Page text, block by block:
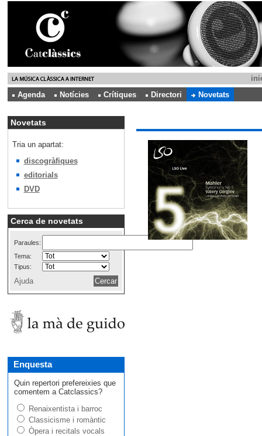
Agenda
Notícies Crítiques Directori Novetats
Novetats
Tria un apartat:
discogràfiques
editorials
DVD
Cerca de novetats
Paraules:
Tema:
Tipus:
Ajuda
Enquesta
Quin repertori prefereixies que
comentem a Catclassics?
Renaixentista i barroc
Classicisme i romàntic
Òpera i recitals vocals